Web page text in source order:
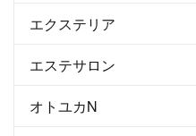
エクステリア
エステサロン
オトユカN